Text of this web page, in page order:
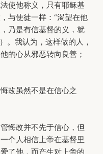
使他称义，只有耶稣基
与使徒一样：“渴望在他
乃是有信基督的义，就
。我认为，这样做的人，
的心从邪恶转向良善；
改虽然不是在信心之
悔改并不先于信心，但
个人相信上帝在基督里
了他，而产生对上帝的